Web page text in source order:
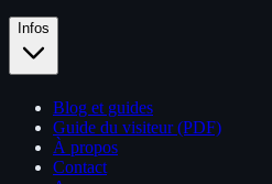
Infos
Blog et guides
Guide du visiteur (PDF)
À propos
Contact